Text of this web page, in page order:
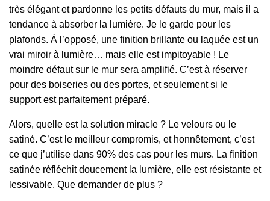
très élégant et pardonne les petits défauts du mur, mais il a
tendance à absorber la lumière. Je le garde pour les
plafonds. À l’opposé, une finition brillante ou laquée est un
vrai miroir à lumière… mais elle est impitoyable ! Le
moindre défaut sur le mur sera amplifié. C’est à réserver
pour des boiseries ou des portes, et seulement si le
support est parfaitement préparé.
Alors, quelle est la solution miracle ? Le velours ou le
satiné. C’est le meilleur compromis, et honnêtement, c’est
ce que j’utilise dans 90% des cas pour les murs. La finition
satinée réfléchit doucement la lumière, elle est résistante et
lessivable. Que demander de plus ?